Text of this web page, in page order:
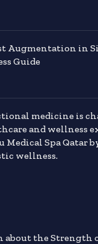
Augmentation in
Guide
medicine is
and wellness
Medical Spa Qatar
wellness.
about the Strength